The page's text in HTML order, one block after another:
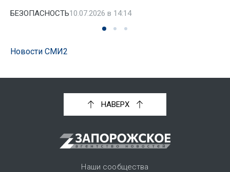
БЕЗОПАСНОСТЬ10.07.2026 в 14:14
Новости СМИ2
НАВЕРХ
Наши сообщества